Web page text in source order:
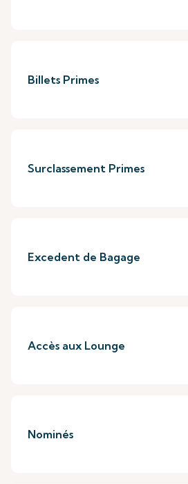
Billets Primes
Surclassement Primes
Excedent de Bagage
Accès aux Lounge
Nominés